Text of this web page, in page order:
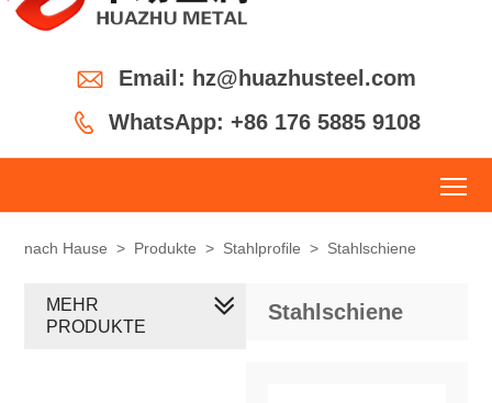
 Email: hz@huazhusteel.com
 WhatsApp: +86 176 5885 9108
nach Hause > Produkte > Stahlprofile > Stahlschiene
Stahlschiene
MEHR
PRODUKTE